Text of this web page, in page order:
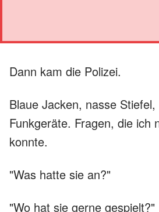
Dann kam die Polizei.
Blaue Jacken, nasse
Funkgeräte. Fragen, die ich
konnte.
"Was hatte sie an?"
"Wo hat sie gerne gespielt?"